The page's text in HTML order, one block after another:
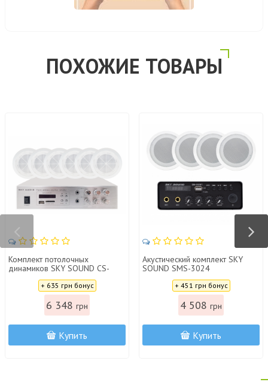
ПОХОЖИЕ ТОВАРЫ
Комплект потолочных
динамиков SKY SOUND CS-
+ 635 грн бонус
6 348 грн
Купить
Акустический комплект SKY
SOUND SMS-3024
+ 451 грн бонус
4 508 грн
Купить